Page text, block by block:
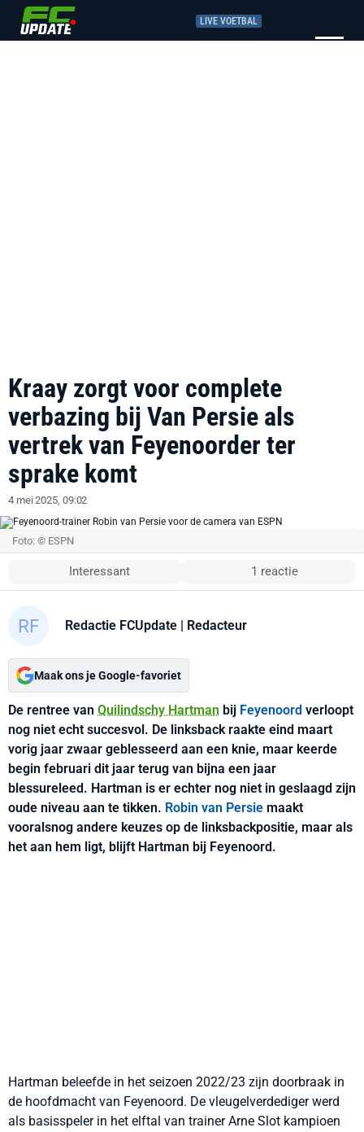
LIVE VOETBAL
Kraay zorgt voor complete
verbazing bij Van Persie als
vertrek van Feyenoorder ter
sprake komt
4 mei 2025, 09:02
Foto: © ESPN
Interessant 1 reactie
Redactie FCUpdate | Redacteur
Maak ons je Google-favoriet
De rentree van Quilindschy Hartman bij Feyenoord verloopt
nog niet echt succesvol. De linksback raakte eind maart
vorig jaar zwaar geblesseerd aan een knie, maar keerde
begin februari dit jaar terug van bijna een jaar
blessureleed. Hartman is er echter nog niet in geslaagd zijn
oude niveau aan te tikken. Robin van Persie maakt
vooralsnog andere keuzes op de linksbackpositie, maar als
het aan hem ligt, blijft Hartman bij Feyenoord.
Hartman beleefde in het seizoen 2022/23 zijn doorbraak in
de hoofdmacht van Feyenoord. De vleugelverdediger werd
als basisspeler in het elftal van trainer Arne Slot kampioen